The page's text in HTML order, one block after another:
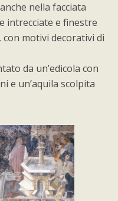
nella facciata
intrecciate e finestre
motivi decorativi di
da un’edicola con
e un’aquila scolpita